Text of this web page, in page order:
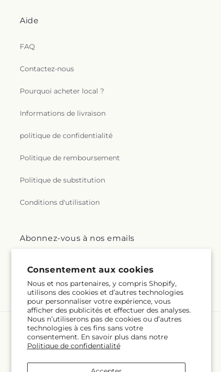
Consentement aux cookies
Nous et nos partenaires, y compris Shopify,
utilisons des cookies et d’autres technologies
pour personnaliser votre expérience, vous
afficher des publicités et effectuer des analyses.
Nous n’utiliserons pas de cookies ou d’autres
technologies à ces fins sans votre
consentement. En savoir plus dans notre
Politique de confidentialité
Aide
FAQ
Contactez-nous
Pourquoi acheter local ?
Informations de livraison
politique de confidentialité
Politique de remboursement
Politique de substitution
Conditions d'utilisation
Abonnez-vous à nos emails
E-mail
Langue
FR